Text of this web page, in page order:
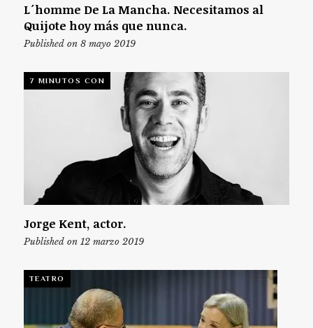
L´homme De La Mancha. Necesitamos al
Quijote hoy más que nunca.
Published on 8 mayo 2019
7 MINUTOS CON
Jorge Kent, actor.
Published on 12 marzo 2019
TEATRO